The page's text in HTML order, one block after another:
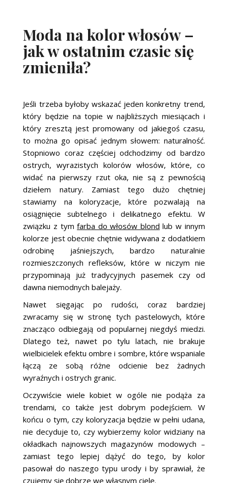
Moda na kolor włosów –
jak w ostatnim czasie się
zmieniła?
Jeśli trzeba byłoby wskazać jeden konkretny trend,
który będzie na topie w najbliższych miesiącach i
który zresztą jest promowany od jakiegoś czasu,
to można go opisać jednym słowem: naturalność.
Stopniowo coraz częściej odchodzimy od bardzo
ostrych, wyrazistych kolorów włosów, które, co
widać na pierwszy rzut oka, nie są z pewnością
dziełem natury. Zamiast tego dużo chętniej
stawiamy na koloryzacje, które pozwalają na
osiągnięcie subtelnego i delikatnego efektu. W
związku z tymfarba do włosów blond lub w innym
kolorze jest obecnie chętnie widywana z dodatkiem
odrobinę jaśniejszych, bardzo naturalnie
rozmieszczonych refleksów, które w niczym nie
przypominają już tradycyjnych pasemek czy od
dawna niemodnych balejaży.
Nawet sięgając po rudości, coraz bardziej
zwracamy się w stronę tych pastelowych, które
znacząco odbiegają od popularnej niegdyś miedzi.
Dlatego też, nawet po tylu latach, nie brakuje
wielbicielek efektu ombre i sombre, które wspaniale
łączą ze sobą różne odcienie bez żadnych
wyraźnych i ostrych granic.
Oczywiście wiele kobiet w ogóle nie podąża za
trendami, co także jest dobrym podejściem. W
końcu o tym, czy koloryzacja będzie w pełni udana,
nie decyduje to, czy wybierzemy kolor widziany na
okładkach najnowszych magazynów modowych –
zamiast tego lepiej dążyć do tego, by kolor
pasował do naszego typu urody i by sprawiał, że
czujemy się dobrze we własnym ciele.